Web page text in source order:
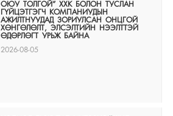
ОЮУ ТОЛГОЙ” ХХК БОЛОН ТУСЛАН
ГҮЙЦЭТГЭГЧ КОМПАНИУДЫН
АЖИЛТНУУДАД ЗОРИУЛСАН ОНЦГОЙ
ХӨНГӨЛӨЛТ, ЭЛСЭЛТИЙН НЭЭЛТТЭЙ
ӨДӨРЛӨГТ УРЬЖ БАЙНА
2026-08-05